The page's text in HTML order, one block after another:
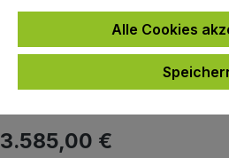
Regulärer Preis:
3.585,00 €
Alle Cookies